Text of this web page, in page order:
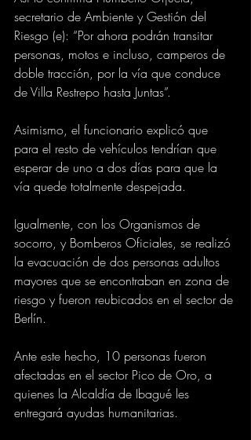
secretario de Ambiente y Gestión del
Riesgo (e): “Por ahora podrán transitar
personas, motos e incluso, camperos de
doble tracción, por la vía que conduce
de Villa Restrepo hasta Juntas”.
Asimismo, el funcionario explicó que
para el resto de vehículos tendrían que
esperar de uno a dos días para que la
vía quede totalmente despejada.
Igualmente, con los Organismos de
socorro, y Bomberos Oficiales, se realizó
la evacuación de dos personas adultos
mayores que se encontraban en zona de
riesgo y fueron reubicados en el sector de
Berlín.
Ante este hecho, 10 personas fueron
afectadas en el sector Pico de Oro, a
quienes la Alcaldía de Ibagué les
entregará ayudas humanitarias.